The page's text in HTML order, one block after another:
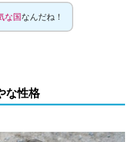
な国 なんだね！
な性格